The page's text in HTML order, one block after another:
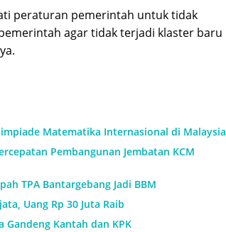
peraturan pemerintah untuk tidak
agar tidak terjadi klaster baru
Matematika Internasional di Malaysia
Pembangunan Jembatan KCM
TPA Bantargebang Jadi BBM
Uang Rp 30 Juta Raib
Gandeng Kantah dan KPK